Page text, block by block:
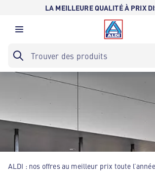
LA MEILLEURE QUALITÉ À PRIX
ALDI : nos offres au meilleur prix toute